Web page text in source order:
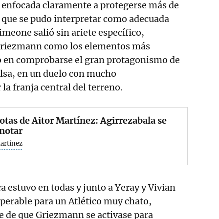
claramente a protegerse más de
se pudo interpretar como adecuada
salió sin ariete específico,
como los elementos más
en comprobarse el gran protagonismo de
en un duelo con mucho
franja central del terreno.
de Aitor Martínez: Agirrezabala se
estuvo en todas y junto a Yeray y Vivian
para un Atlético muy chato,
de que Griezmann se activase para